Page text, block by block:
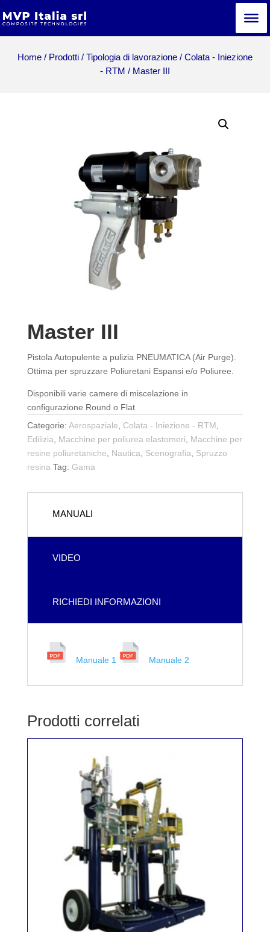
Home / Prodotti / Tipologia di lavorazione / Colata - Iniezione
- RTM / Master III
Master III
Pistola Autopulente a pulizia PNEUMATICA (Air Purge).
Ottima per spruzzare Poliuretani Espansi e/o Poliuree.
Disponibili varie camere di miscelazione in
configurazione Round o Flat
Categorie: Aerospaziale, Colata - Iniezione - RTM,
Edilizia, Macchine per poliurea elastomeri, Macchine per
resine poliuretaniche, Nautica, Scenografia, Spruzzo
resina Tag: Gama
MANUALI
VIDEO
RICHIEDI INFORMAZIONI
Manuale 1 Manuale 2
Prodotti correlati